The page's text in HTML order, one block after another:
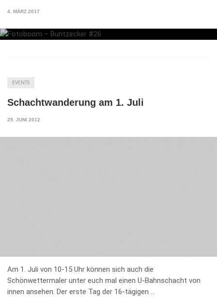
4. MÄRZ 2017
EVENTS
Schachtwanderung am 1. Juli
29. JUNI 2012
Am 1. Juli von 10-15 Uhr können sich auch die
Schönwettermaler unter euch mal einen U-Bahnschacht von
innen ansehen. Der erste Tag der 16-tägigen …